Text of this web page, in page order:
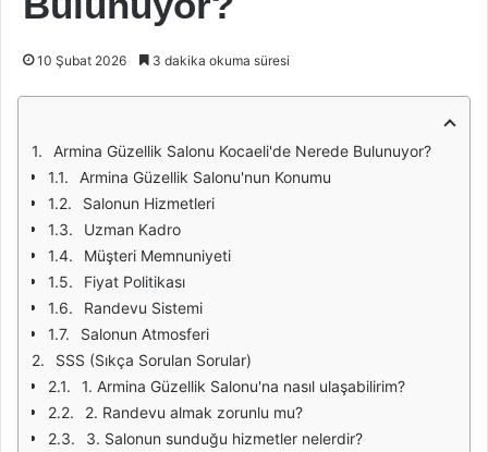
10 Şubat 2026 3 dakika okuma süresi
Armina Güzellik Salonu Kocaeli'de Nerede Bulunuyor?
Armina Güzellik Salonu'nun Konumu
Salonun Hizmetleri
Uzman Kadro
Müşteri Memnuniyeti
Fiyat Politikası
Randevu Sistemi
Salonun Atmosferi
SSS (Sıkça Sorulan Sorular)
1. Armina Güzellik Salonu'na nasıl ulaşabilirim?
2. Randevu almak zorunlu mu?
3. Salonun sunduğu hizmetler nelerdir?